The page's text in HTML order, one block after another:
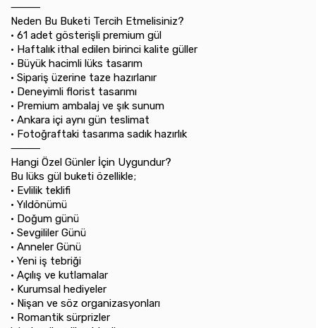
⸻
Neden Bu Buketi Tercih Etmelisiniz?
•⁠ ⁠61 adet gösterişli premium gül
•⁠ ⁠Haftalık ithal edilen birinci kalite güller
•⁠ ⁠Büyük hacimli lüks tasarım
•⁠ ⁠Sipariş üzerine taze hazırlanır
•⁠ ⁠Deneyimli florist tasarımı
•⁠ ⁠Premium ambalaj ve şık sunum
•⁠ ⁠Ankara içi aynı gün teslimat
•⁠ ⁠Fotoğraftaki tasarıma sadık hazırlık
⸻
Hangi Özel Günler İçin Uygundur?
Bu lüks gül buketi özellikle;
•⁠ ⁠Evlilik teklifi
•⁠ ⁠Yıldönümü
•⁠ ⁠Doğum günü
•⁠ ⁠Sevgililer Günü
•⁠ ⁠Anneler Günü
•⁠ ⁠Yeni iş tebriği
•⁠ ⁠Açılış ve kutlamalar
•⁠ ⁠Kurumsal hediyeler
•⁠ ⁠Nişan ve söz organizasyonları
•⁠ ⁠Romantik sürprizler